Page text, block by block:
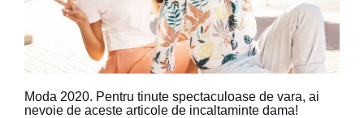
Moda 2020. Pentru tinute spectaculoase de vara, ai
nevoie de aceste articole de incaltaminte dama!